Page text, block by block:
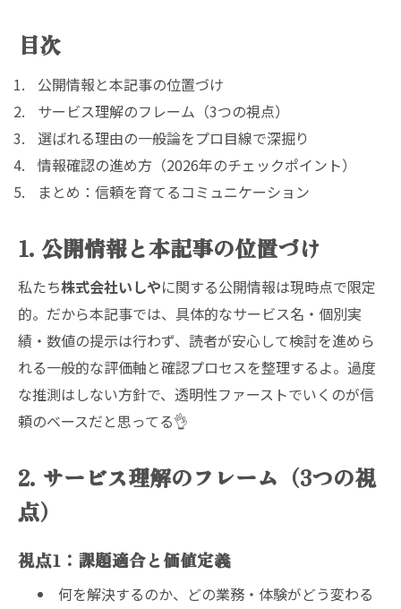
目次
公開情報と本記事の位置づけ
サービス理解のフレーム（3つの視点）
選ばれる理由の一般論をプロ目線で深掘り
情報確認の進め方（2026年のチェックポイント）
まとめ：信頼を育てるコミュニケーション
1. 公開情報と本記事の位置づけ
私たち株式会社いしやに関する公開情報は現時点で限定
的。だから本記事では、具体的なサービス名・個別実
績・数値の提示は行わず、読者が安心して検討を進めら
れる一般的な評価軸と確認プロセスを整理するよ。過度
な推測はしない方針で、透明性ファーストでいくのが信
頼のベースだと思ってる👌
2. サービス理解のフレーム（3つの視
点）
視点1：課題適合と価値定義
何を解決するのか、どの業務・体験がどう変わる